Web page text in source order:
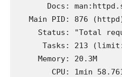
Docs:
Main PID: 876
Status: "Total
Tasks: 213
     Memory: 20.3M
CPU: 1min